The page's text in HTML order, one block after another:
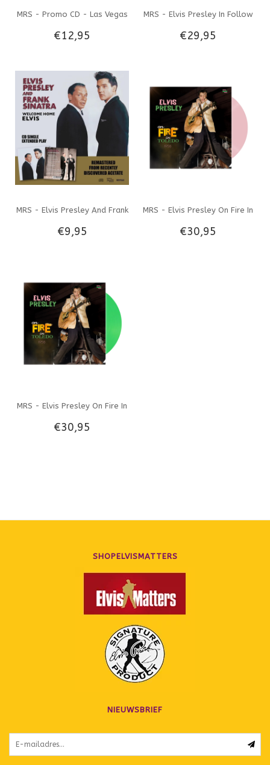
MRS - Promo CD - Las Vegas
International Presents Elvis -
€12,95
MRS - Elvis Presley In Follow
That Dream Gatefold Combi
€29,95
MRS - Elvis Presley And Frank
Sinatra Welcome Home Elvis
€9,95
MRS - Elvis Presley On Fire In
Toledo 1956 Pink Vinyl 45
€30,95
MRS - Elvis Presley On Fire In
Toledo 1956 Green Vinyl 45
€30,95
SHOPELVISMATTERS
NIEUWSBRIEF